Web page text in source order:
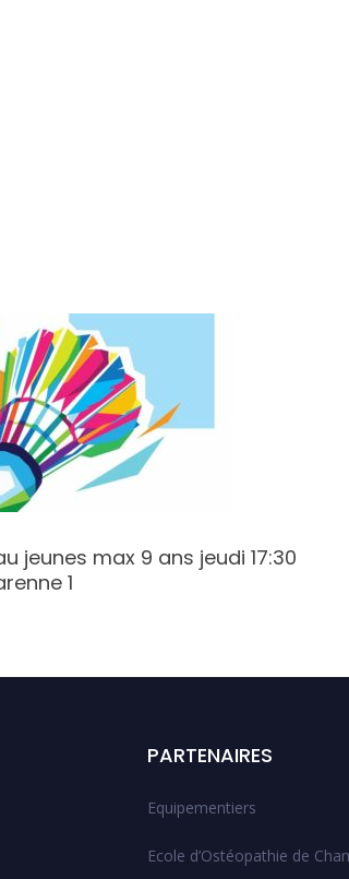
jeunes max 9 ans jeudi 17:30
1
PARTENAIRES
Equipementiers
Ecole d’Ostéopathie de